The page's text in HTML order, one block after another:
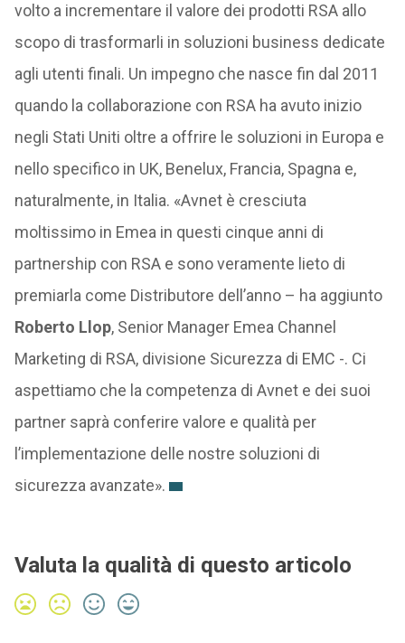
volto a incrementare il valore dei prodotti RSA allo
scopo di trasformarli in soluzioni business dedicate
agli utenti finali. Un impegno che nasce fin dal 2011
quando la collaborazione con RSA ha avuto inizio
negli Stati Uniti oltre a offrire le soluzioni in Europa e
nello specifico in UK, Benelux, Francia, Spagna e,
naturalmente, in Italia. «Avnet è cresciuta
moltissimo in Emea in questi cinque anni di
partnership con RSA e sono veramente lieto di
premiarla come Distributore dell’anno – ha aggiunto
Roberto Llop, Senior Manager Emea Channel
Marketing di RSA, divisione Sicurezza di EMC -. Ci
aspettiamo che la competenza di Avnet e dei suoi
partner saprà conferire valore e qualità per
l’implementazione delle nostre soluzioni di
sicurezza avanzate».
Valuta la qualità di questo articolo